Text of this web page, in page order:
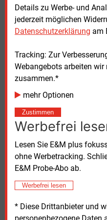
Details zu Werbe- und
jederzeit möglichen
Datenschutzerklärung am
Tracking: Zur
Webangebots arbeiten
zusammen.*
mehr Optionen
Zustimmen
Werbefrei
Lesen Sie E&M plus
ohne Werbetracking.
E&M Probe-Abo ab.
Werbefrei lesen
* Diese Drittanbieter und
personenbezogene
Wandeldarlehensverträge
Euro. EWE hatte bis
insgesamt rund 42
Eigensonne zählte in der
400 Mitarbeitende.
sind alle in die „im
Insolvenzverwalter
Geschäftsführer Hans-
dem von ihm
Conergy in die
Conergy AG
kam die
Hamburg zu der
„leichtfertigen
habe – eine
verhängte eine Geldbuße